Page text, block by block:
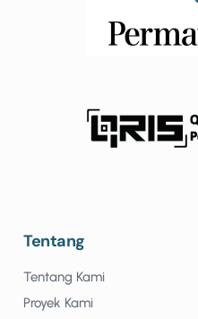
Tentang
Tentang Kami
Proyek Kami